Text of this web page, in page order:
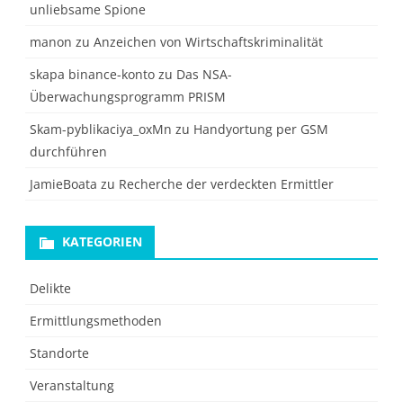
unliebsame Spione
manon zu Anzeichen von Wirtschaftskriminalität
skapa binance-konto zu Das NSA-
Überwachungsprogramm PRISM
Skam-pyblikaciya_oxMn zu Handyortung per GSM
durchführen
JamieBoata zu Recherche der verdeckten Ermittler
KATEGORIEN
Delikte
Ermittlungsmethoden
Standorte
Veranstaltung